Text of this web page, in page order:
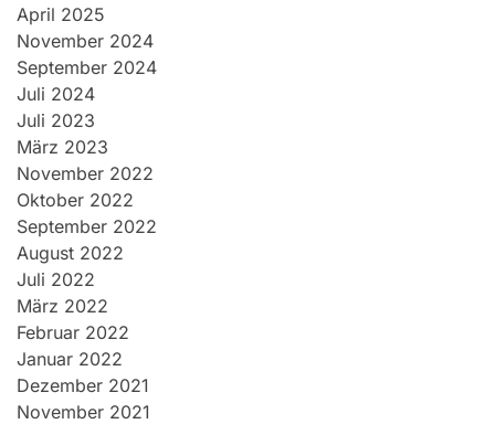
April 2025
November 2024
September 2024
Juli 2024
Juli 2023
März 2023
November 2022
Oktober 2022
September 2022
August 2022
Juli 2022
März 2022
Februar 2022
Januar 2022
Dezember 2021
November 2021